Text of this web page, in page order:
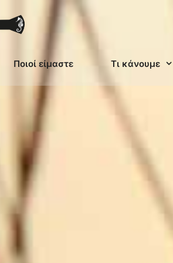
Ποιοί είμαστε Τι κάνουμε